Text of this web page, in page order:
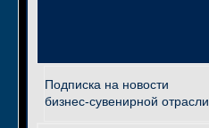
Подписка на новости
бизнес-сувенирной отрасли